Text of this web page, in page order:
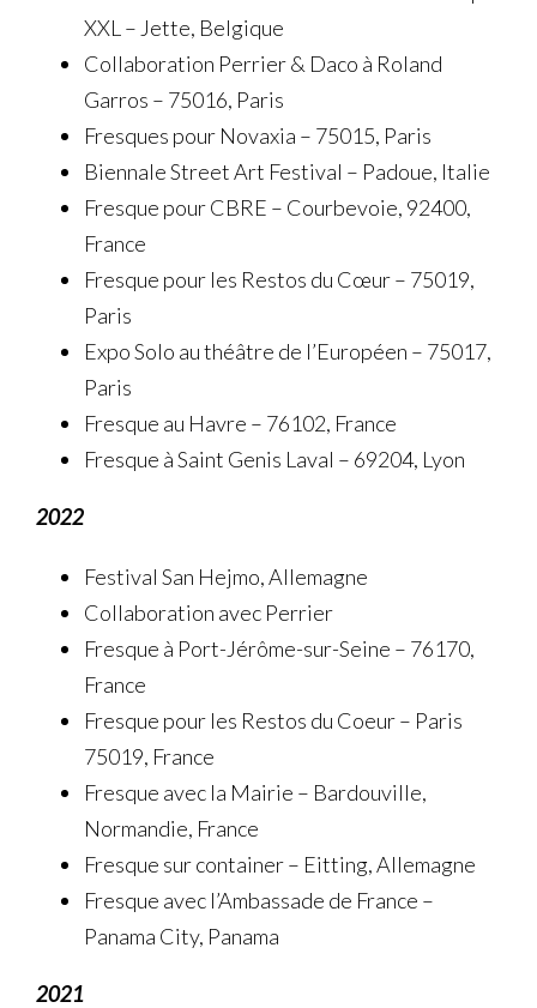
XXL – Jette, Belgique
Collaboration Perrier & Daco à Roland
Garros – 75016, Paris
Fresques pour Novaxia – 75015, Paris
Biennale Street Art Festival – Padoue, Italie
Fresque pour CBRE – Courbevoie, 92400,
France
Fresque pour les Restos du Cœur – 75019,
Paris
Expo Solo au théâtre de l’Européen – 75017,
Paris
Fresque au Havre – 76102, France
Fresque à Saint Genis Laval – 69204, Lyon
2022
Festival San Hejmo, Allemagne
Collaboration avec Perrier
Fresque à Port-Jérôme-sur-Seine – 76170,
France
Fresque pour les Restos du Coeur – Paris
75019, France
Fresque avec la Mairie – Bardouville,
Normandie, France
Fresque sur container – Eitting, Allemagne
Fresque avec l’Ambassade de France –
Panama City, Panama
2021